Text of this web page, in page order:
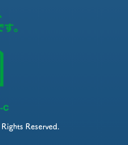
Reserved.